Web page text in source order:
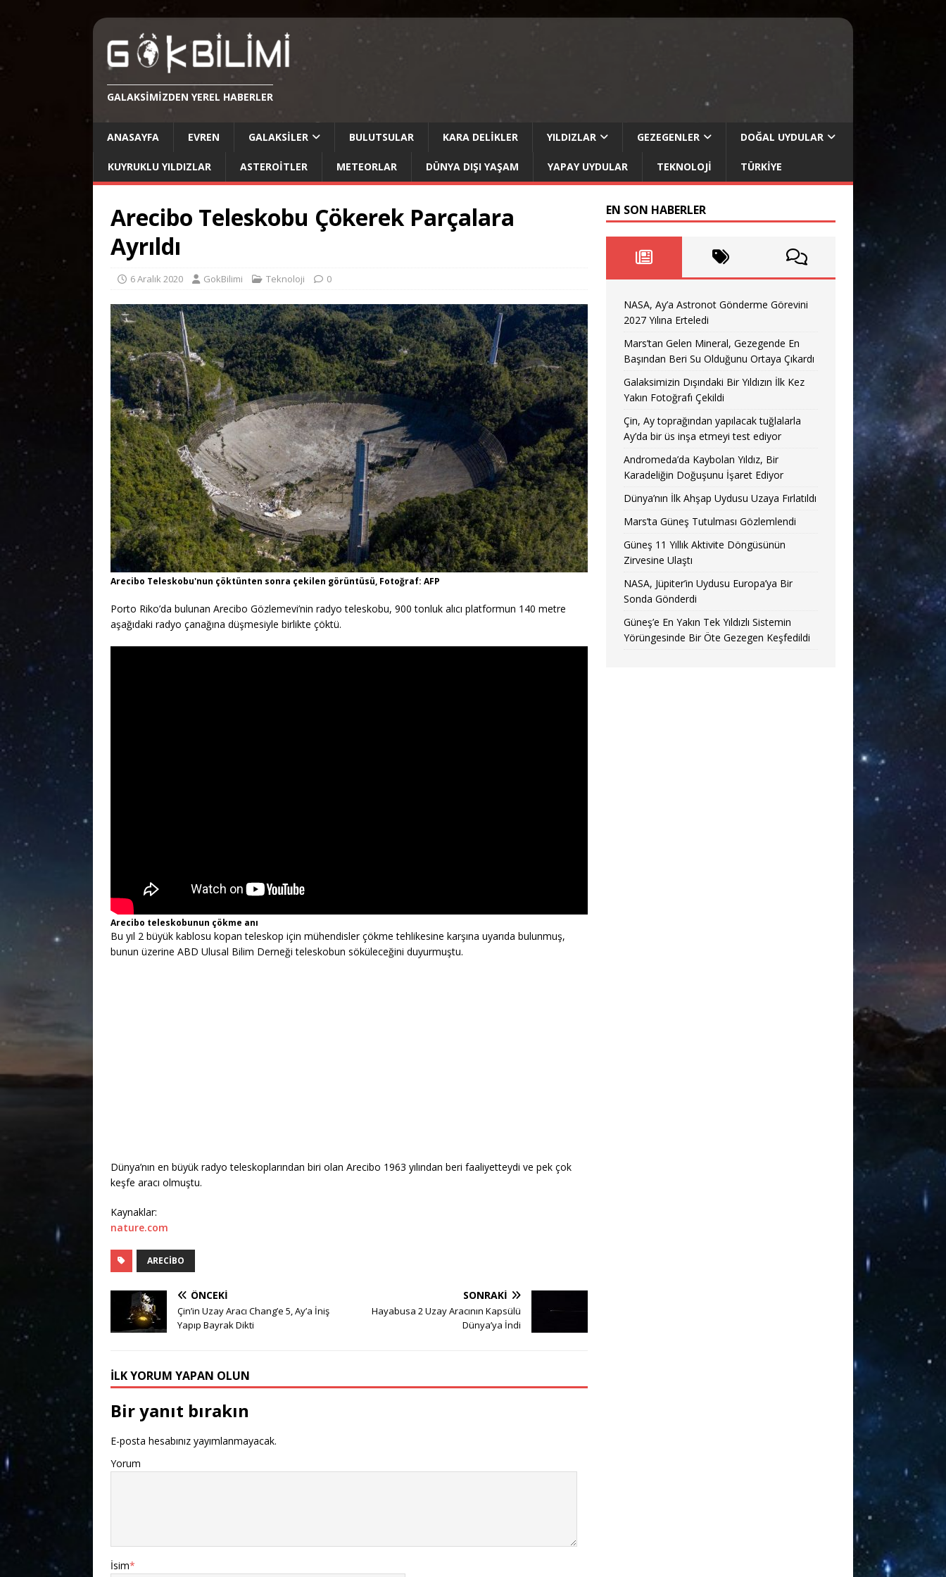
GALAKSIMIZDEN YEREL HABERLER
ANASAYFA EVREN GALAKSILER BULUTSULAR KARA DELIKLER YILDIZLAR GEZEGENLER DOĞAL UYDULAR
KUYRUKLU YILDIZLAR ASTEROITLER METEORLAR DÜNYA DIŞI YAŞAM YAPAY UYDULAR TEKNOLOJI TÜRKIYE
Arecibo Teleskobu Çökerek Parçalara
Ayrıldı
6 Aralık 2020 GokBilimi Teknoloji 0
Arecibo Teleskobu'nun çöktünten sonra çekilen görüntüsü, Fotoğraf: AFP
Porto Riko’da bulunan Arecibo Gözlemevi’nin radyo teleskobu, 900 tonluk alıcı platformun 140 metre
aşağıdaki radyo çanağına düşmesiyle birlikte çöktü.
Arecibo teleskobunun çökme anı
Bu yıl 2 büyük kablosu kopan teleskop için mühendisler çökme tehlikesine karşına uyarıda bulunmuş,
bunun üzerine ABD Ulusal Bilim Derneği teleskobun söküleceğini duyurmuştu.
Dünya’nın en büyük radyo teleskoplarından biri olan Arecibo 1963 yılından beri faaliyetteydi ve pek çok
keşfe aracı olmuştu.
Kaynaklar:
nature.com
ARECIBO
ÖNCEKI
Çin’in Uzay Aracı Chang’e 5, Ay’a İniş
Yapıp Bayrak Dikti
SONRAKI
Hayabusa 2 Uzay Aracının Kapsülü
Dünya’ya İndi
İLK YORUM YAPAN OLUN
Bir yanıt bırakın
E-posta hesabınız yayımlanmayacak.
Yorum
İsim*
EN SON HABERLER
NASA, Ay’a Astronot Gönderme Görevini
2027 Yılına Erteledi
Mars’tan Gelen Mineral, Gezegende En
Başından Beri Su Olduğunu Ortaya Çıkardı
Galaksimizin Dışındaki Bir Yıldızın İlk Kez
Yakın Fotoğrafı Çekildi
Çin, Ay toprağından yapılacak tuğlalarla
Ay’da bir üs inşa etmeyi test ediyor
Andromeda’da Kaybolan Yıldız, Bir
Karadeliğin Doğuşunu İşaret Ediyor
Dünya’nın İlk Ahşap Uydusu Uzaya Fırlatıldı
Mars’ta Güneş Tutulması Gözlemlendi
Güneş 11 Yıllık Aktivite Döngüsünün
Zirvesine Ulaştı
NASA, Jüpiter’in Uydusu Europa’ya Bir
Sonda Gönderdi
Güneş’e En Yakın Tek Yıldızlı Sistemin
Yörüngesinde Bir Öte Gezegen Keşfedildi